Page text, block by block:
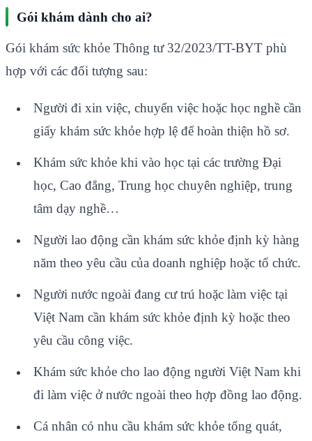
Gói khám dành cho ai?
Gói khám sức khỏe Thông tư 32/2023/TT-BYT phù
hợp với các đối tượng sau:
Người đi xin việc, chuyển việc hoặc học nghề cần
giấy khám sức khỏe hợp lệ để hoàn thiện hồ sơ.
Khám sức khỏe khi vào học tại các trường Đại
học, Cao đẳng, Trung học chuyên nghiệp, trung
tâm dạy nghề…
Người lao động cần khám sức khỏe định kỳ hàng
năm theo yêu cầu của doanh nghiệp hoặc tổ chức.
Người nước ngoài đang cư trú hoặc làm việc tại
Việt Nam cần khám sức khỏe định kỳ hoặc theo
yêu cầu công việc.
Khám sức khỏe cho lao động người Việt Nam khi
đi làm việc ở nước ngoài theo hợp đồng lao động.
Cá nhân có nhu cầu khám sức khỏe tổng quát,